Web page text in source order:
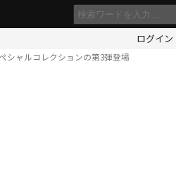
ログイン
シャルコレクションの第3弾登場